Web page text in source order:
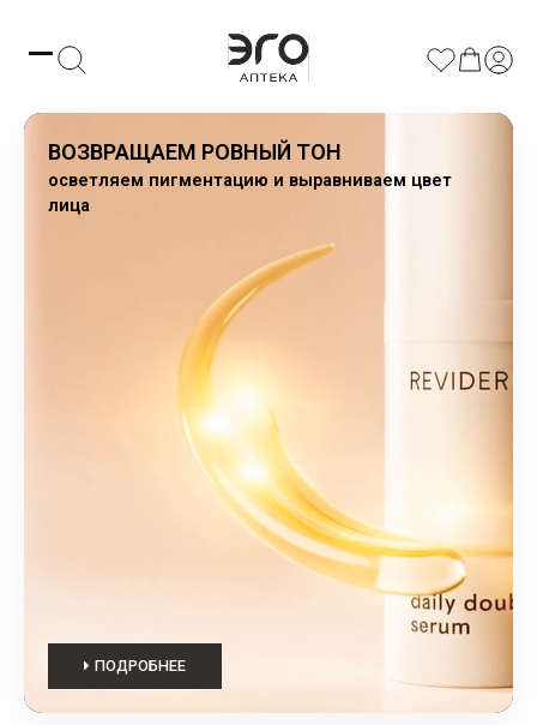
ВОЗВРАЩАЕМ РОВНЫЙ ТОН
осветляем пигментацию и выравниваем цвет
лица
ПОДРОБНЕЕ